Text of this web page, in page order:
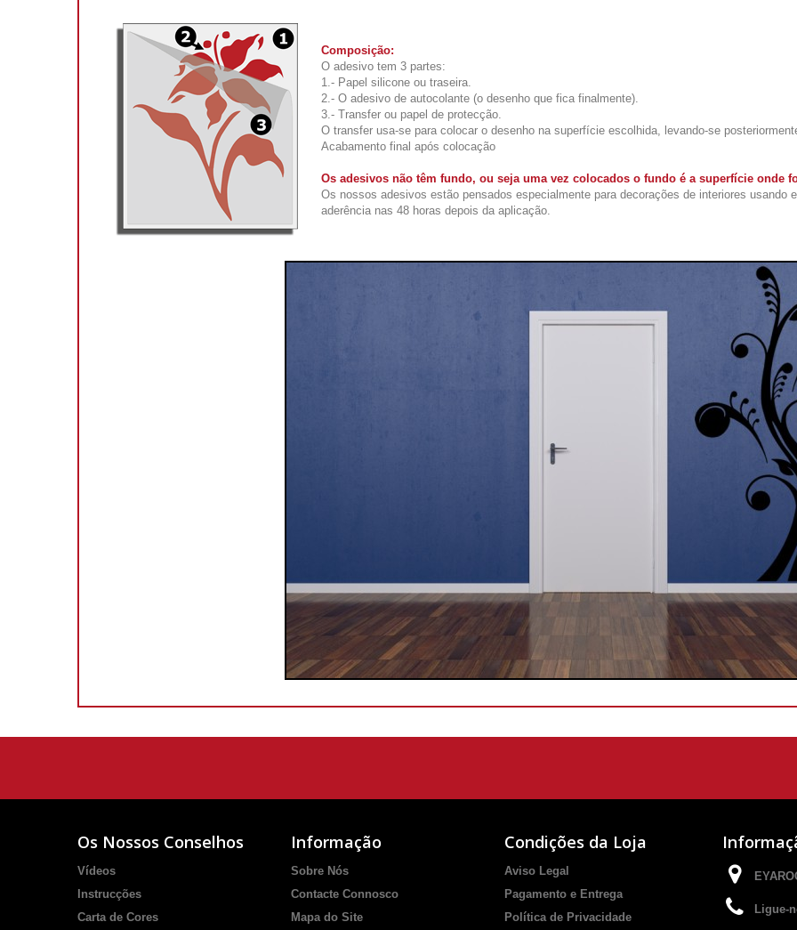
Composição:
O adesivo tem 3 partes:
1.- Papel silicone ou traseira.
2.- O adesivo de autocolante (o desenho que fica finalmente).
3.- Transfer ou papel de protecção.
O transfer usa-se para colocar o desenho na superfície escolhida, levando-se
Acabamento final após colocação
Os adesivos não têm fundo, ou seja uma vez colocados o fundo é a superfície onde
Os nossos adesivos estão pensados especialmente para decorações de interiores
aderência nas 48 horas depois da aplicação.
Os Nossos Conselhos
Vídeos
Instrucções
Carta de Cores
Informação
Sobre Nós
Contacte Connosco
Mapa do Site
Condições da Loja
Aviso Legal
Pagamento e Entrega
Política de Privacidade
Ligue-